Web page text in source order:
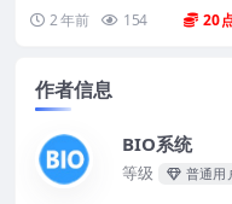
2 年前 154 20
作者信息
BIO系统
等级 普通用